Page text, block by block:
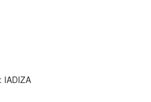
IADIZA